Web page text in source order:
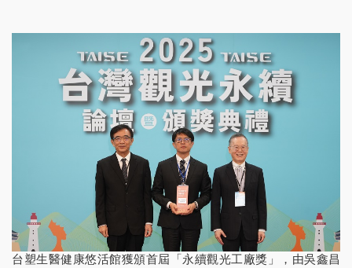
台塑生醫健康悠活館獲頒首屆「永續觀光工廠獎」，由吳鑫昌